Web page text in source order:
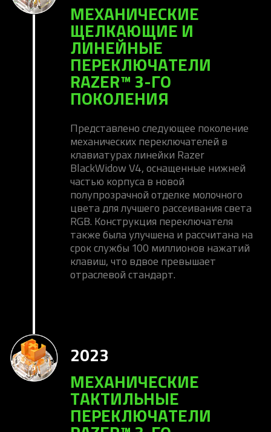
МЕХАНИЧЕСКИЕ
ЩЕЛКАЮЩИЕ И
ЛИНЕЙНЫЕ
ПЕРЕКЛЮЧАТЕЛИ
RAZER™ 3-ГО
ПОКОЛЕНИЯ
Представлено следующее поколение
механических переключателей в
клавиатурах линейки Razer
BlackWidow V4, оснащенные нижней
частью корпуса в новой
полупрозрачной отделке молочного
цвета для лучшего рассеивания света
RGB. Конструкция переключателя
также была улучшена и рассчитана на
срок службы 100 миллионов нажатий
клавиш, что вдвое превышает
отраслевой стандарт.
2023
МЕХАНИЧЕСКИЕ
ТАКТИЛЬНЫЕ
ПЕРЕКЛЮЧАТЕЛИ